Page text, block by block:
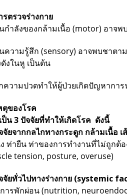
รตรวจร่างกาย
กำลังของกล้ามเนื้อ (motor) อาจ
ความรู้สึก (sensory) อาจพบชาต
ดังในหู เป็นต้น
ความปวดทำให้ผู้ป่วยเกิดปัญหากา
ตุของโรค
ป็น 3 ปัจจัยที่ทำให้เกิดโรค ดังนี้
จัยจากกลไกทางกระดูก กล้ามเนื้อ
ท่ายืน ท่าของการทำงานที่ไม่ถูกต้
tension, posture, overuse)
จัยทั่วไปทางร่างกาย (systemic
ารพักผ่อน (nutrition,